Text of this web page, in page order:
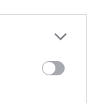
or more Google
may click to
party tags to
in below Google